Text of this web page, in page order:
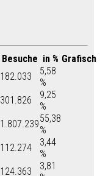
Besuche in % Grafisch
182.033
5,58
%
301.826
9,25
%
1.807.23955,38
%
112.274
3,44
%
124.363
3,81